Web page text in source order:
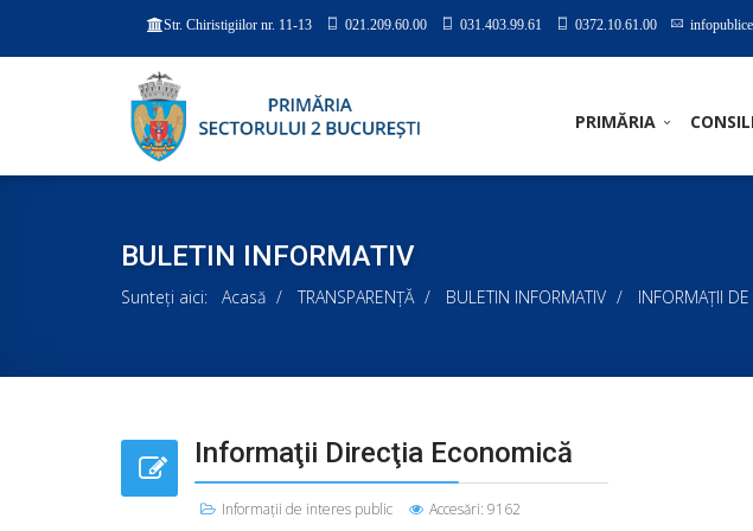
Str. Chiristigiilor nr. 11-13 021.209.60.00 031.403.99.61 0372.10.61.00
PRIMĂRIA
BULETIN INFORMATIV
Sunteți aici: Acasă TRANSPARENȚĂ BULETIN INFORMATIV INFORMAŢII
Informaţii Direcţia Economică
Informaţii de interes public Accesări: 9162